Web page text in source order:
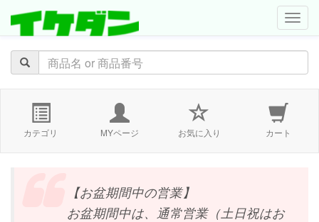
カテゴリ MYページ お気に入り カート
【お盆期間中の営業】
お盆期間中は、通常営業（土日祝はお